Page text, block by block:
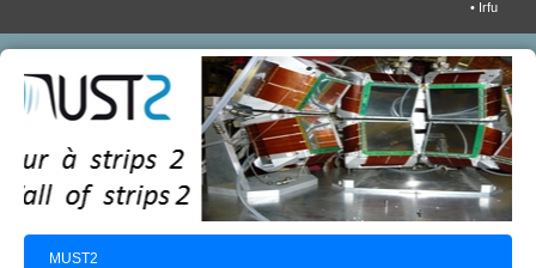
• Irfu
MUST2